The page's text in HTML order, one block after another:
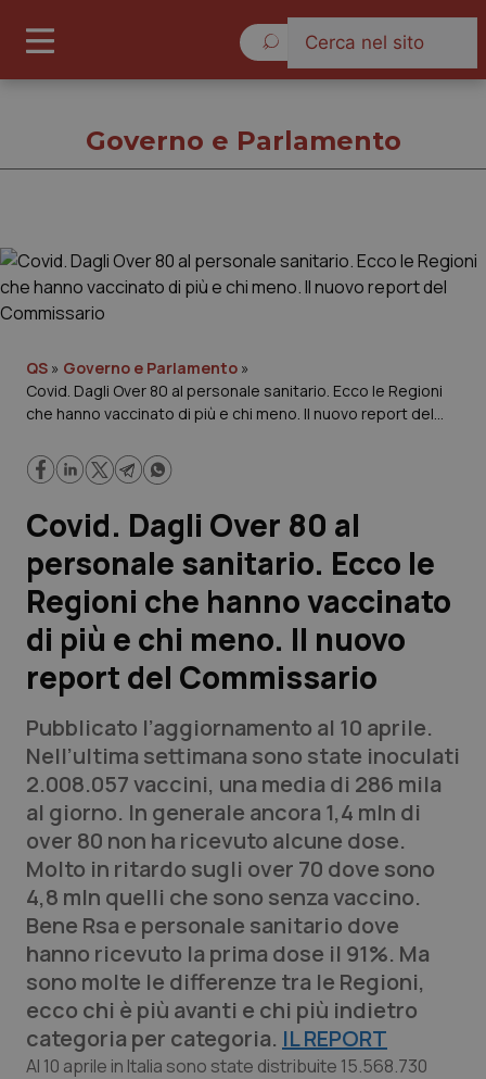
Cronache
Governo e Parlamento
Regioni e Asl
Lavoro e Professioni
Scienza e Farmaci
Studi e Analisi
Lettere al direttore
QS Pro
Professionisti Sanitari.AI
Abruzzo
Basilicata
Calabria
Campania
QS Pro Gold
Artrite & artrosi
Asma & BPCO
Car-T
QS Club Newsletter
Governo e Parlamento
QS » Governo e Parlamento »
Covid. Dagli Over 80 al personale sanitario. Ecco le Regioni
che hanno vaccinato di più e chi meno. Il nuovo report del
Covid. Dagli Over 80 al
personale sanitario. Ecco le
Regioni che hanno vaccinato
di più e chi meno. Il nuovo
report del Commissario
Pubblicato l’aggiornamento al 10 aprile.
Nell’ultima settimana sono state inoculati
2.008.057 vaccini, una media di 286 mila
al giorno. In generale ancora 1,4 mln di
over 80 non ha ricevuto alcune dose.
Molto in ritardo sugli over 70 dove sono
4,8 mln quelli che sono senza vaccino.
Bene Rsa e personale sanitario dove
hanno ricevuto la prima dose il 91%. Ma
sono molte le differenze tra le Regioni,
ecco chi è più avanti e chi più indietro
categoria per categoria. IL REPORT
Al 10 aprile in Italia sono state distribuite 15.568.730